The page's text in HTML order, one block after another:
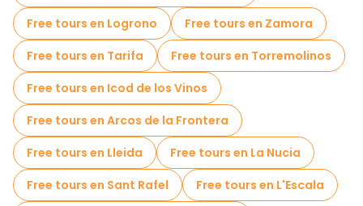
Free tours en Logrono
Free tours en Zamora
Free tours en Tarifa
Free tours en Torremolinos
Free tours en Icod de los Vinos
Free tours en Arcos de la Frontera
Free tours en Lleida
Free tours en La Nucia
Free tours en Sant Rafel
Free tours en L'Escala